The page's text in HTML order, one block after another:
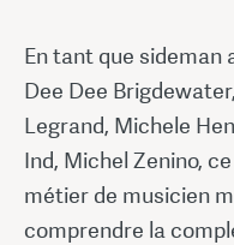
En tant que
Dee Dee
Legrand, Michele
Ind, Michel Zenino,
métier de musicien
comprendre la